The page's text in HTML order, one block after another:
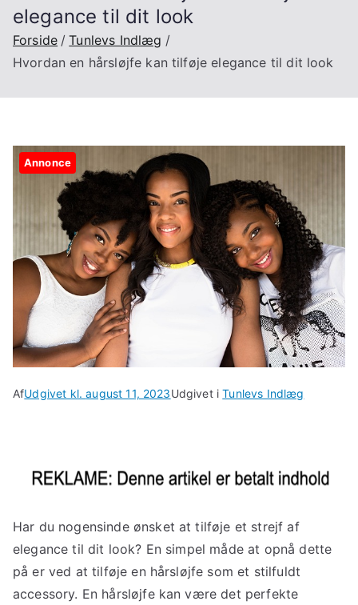
elegance til dit look
Forside
Tunlevs Indlæg
Hvordan en hårsløjfe kan tilføje elegance til dit look
Annonce
AfUdgivet kl.august 11, 2023Udgivet iTunlevs Indlæg
Har du nogensinde ønsket at tilføje et strejf af
elegance til dit look? En simpel måde at opnå dette
på er ved at tilføje en hårsløjfe som et stilfuldt
accessory. En hårsløjfe kan være det perfekte